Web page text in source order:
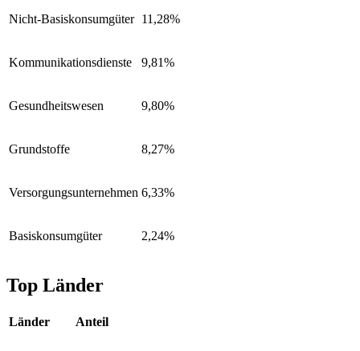
Nicht-Basiskonsumgüter 11,28%
Kommunikationsdienste 9,81%
Gesundheitswesen 9,80%
Grundstoffe 8,27%
Versorgungsunternehmen 6,33%
Basiskonsumgüter 2,24%
Top Länder
Länder Anteil